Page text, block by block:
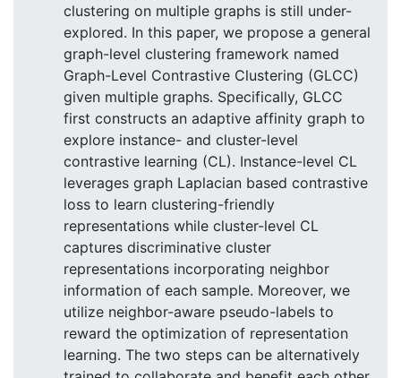
clustering on multiple graphs is still under-
explored. In this paper, we propose a general
graph-level clustering framework named
Graph-Level Contrastive Clustering (GLCC)
given multiple graphs. Specifically, GLCC
first constructs an adaptive affinity graph to
explore instance- and cluster-level
contrastive learning (CL). Instance-level CL
leverages graph Laplacian based contrastive
loss to learn clustering-friendly
representations while cluster-level CL
captures discriminative cluster
representations incorporating neighbor
information of each sample. Moreover, we
utilize neighbor-aware pseudo-labels to
reward the optimization of representation
learning. The two steps can be alternatively